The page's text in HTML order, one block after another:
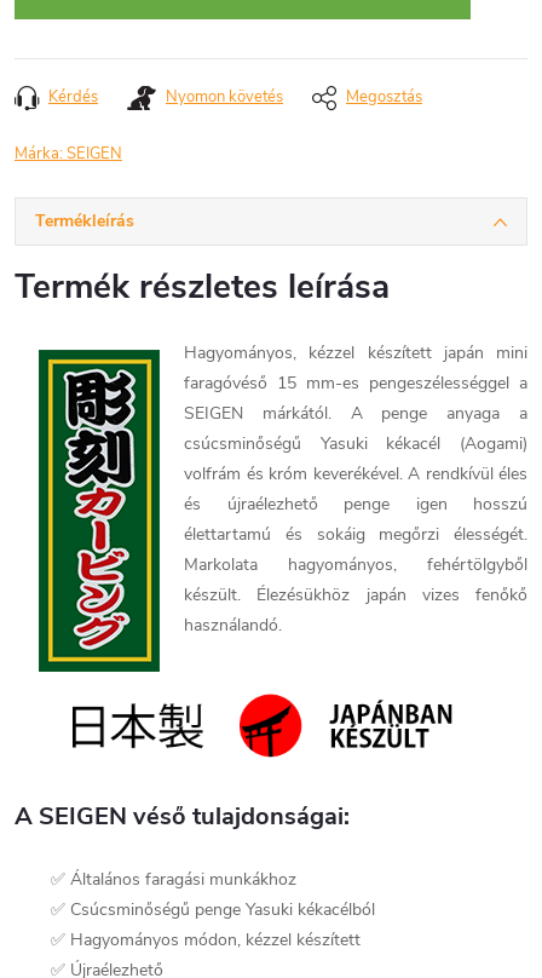
Kérdés Nyomon követés Megosztás
Márka:SEIGEN
Termékleírás
Termék részletes leírása
Hagyományos, kézzel készített japán mini
faragóvéső 15 mm-es pengeszélességgel a
SEIGEN márkától. A penge anyaga a
csúcsminőségű Yasuki kékacél (Aogami)
volfrám és króm keverékével. A rendkívül éles
és újraélezhető penge igen hosszú
élettartamú és sokáig megőrzi élességét.
Markolata hagyományos, fehértölgyből
készült. Élezésükhöz japán vizes fenőkő
használandó.
A SEIGEN véső tulajdonságai:
✅ Általános faragási munkákhoz
✅ Csúcsminőségű penge Yasuki kékacélból
✅ Hagyományos módon, kézzel készített
✅ Újraélezhető